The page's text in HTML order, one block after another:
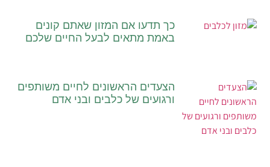
כך תדעו אם המזון שאתם קונים
באמת מתאים לבעל החיים שלכם
הצעדים הראשונים לחיים משותפים
ורגועים של כלבים ובני אדם